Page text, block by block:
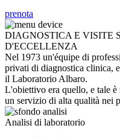
prenota
DIAGNOSTICA E VISITE
D'ECCELLENZA
Nel 1973 un'équipe di
privati di diagnostica clinica,
il Laboratorio Albaro.
L'obiettivo era quello, e tale
un servizio di alta qualità nei
Analisi di laboratorio